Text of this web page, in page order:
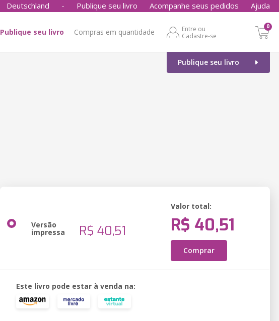
Deutschland - Publique seu livro Acompanhe seus pedidos Ajuda
Publique seu livro Compras em quantidade
Entre ou
Cadastre-se
0
Publique seu livro
Versão
impressa R$ 40,51
Valor total:
R$ 40,51
Comprar
Este livro pode estar à venda na: